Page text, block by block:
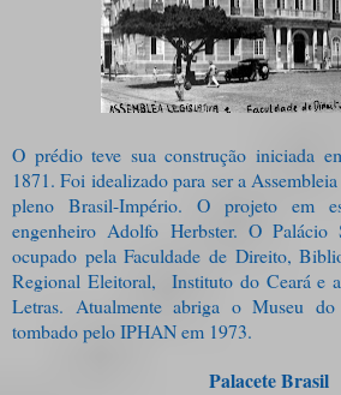
O prédio teve sua construção iniciada
1871. Foi idealizado para ser a
pleno Brasil-Império. O projeto em
engenheiro Adolfo Herbster. O
ocupado pela Faculdade de Direito,
Regional Eleitoral,
Instituto do Ceará e
Letras. Atualmente abriga o Museu do
tombado pelo IPHAN em 1973.
Palacete Brasil